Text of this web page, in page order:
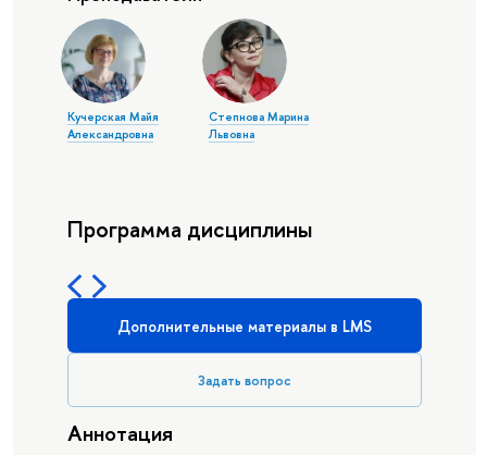
Кучерская Майя
Александровна
Степнова Марина
Львовна
Программа дисциплины
Дополнительные материалы в LMS
Задать вопрос
Аннотация